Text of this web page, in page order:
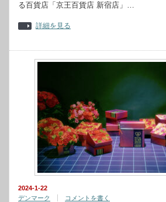
る百貨店「京王百貨店 新宿店」…
詳細を見る
2024-1-22
デンマーク
コメントを書く